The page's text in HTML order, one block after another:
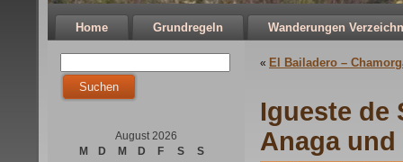
Home Grundregeln Wanderungen
August 2026
M
D M D F S
S
« El Bailadero –
Igueste de
Anaga und